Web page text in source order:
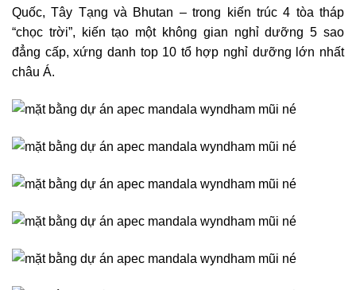
Quốc, Tây Tạng và Bhutan – trong kiến trúc 4 tòa tháp
“chọc trời”, kiến tạo một không gian nghỉ dưỡng 5 sao
đẳng cấp, xứng danh top 10 tổ hợp nghỉ dưỡng lớn nhất
châu Á.